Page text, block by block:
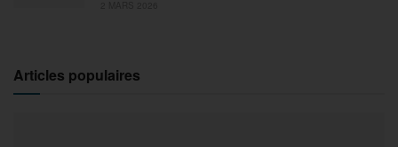
Articles populaires